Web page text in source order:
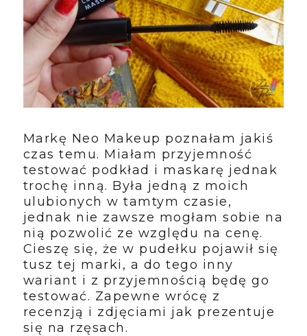
Markę Neo Makeup poznałam jakiś
czas temu. Miałam przyjemność
testować podkład i maskarę jednak
trochę inną. Była jedną z moich
ulubionych w tamtym czasie,
jednak nie zawsze mogłam sobie na
nią pozwolić ze względu na cenę.
Cieszę się, że w pudełku pojawił się
tusz tej marki, a do tego inny
wariant i z przyjemnością będę go
testować. Zapewne wrócę z
recenzją i zdjęciami jak prezentuje
się na rzęsach.